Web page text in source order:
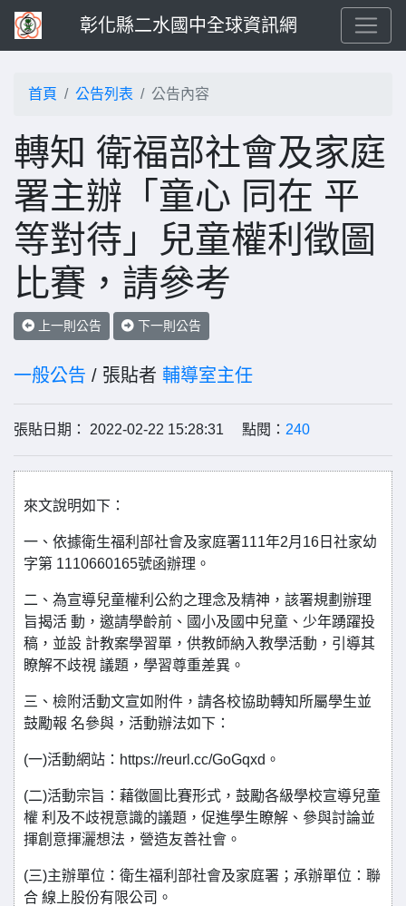
彰化縣二水國中全球資訊網
首頁 公告列表 公告內容
轉知 衛福部社會及家庭
署主辦「童心 同在 平
等對待」兒童權利徵圖
比賽，請參考
上一則公告 下一則公告
一般公告 / 張貼者 輔導室主任
張貼日期： 2022-02-22 15:28:31 點閱： 240
來文說明如下：
一、依據衛生福利部社會及家庭署111年2月16日社家幼
字第 1110660165號函辦理。
二、為宣導兒童權利公約之理念及精神，該署規劃辦理
旨揭活 動，邀請學齡前、國小及國中兒童、少年踴躍投
稿，並設 計教案學習單，供教師納入教學活動，引導其
瞭解不歧視 議題，學習尊重差異。
三、檢附活動文宣如附件，請各校協助轉知所屬學生並
鼓勵報 名參與，活動辦法如下：
(一)活動網站：https://reurl.cc/GoGqxd。
(二)活動宗旨：藉徵圖比賽形式，鼓勵各級學校宣導兒童
權 利及不歧視意識的議題，促進學生瞭解、參與討論並
揮創意揮灑想法，營造友善社會。
(三)主辦單位：衛生福利部社會及家庭署；承辦單位：聯
合 線上股份有限公司。